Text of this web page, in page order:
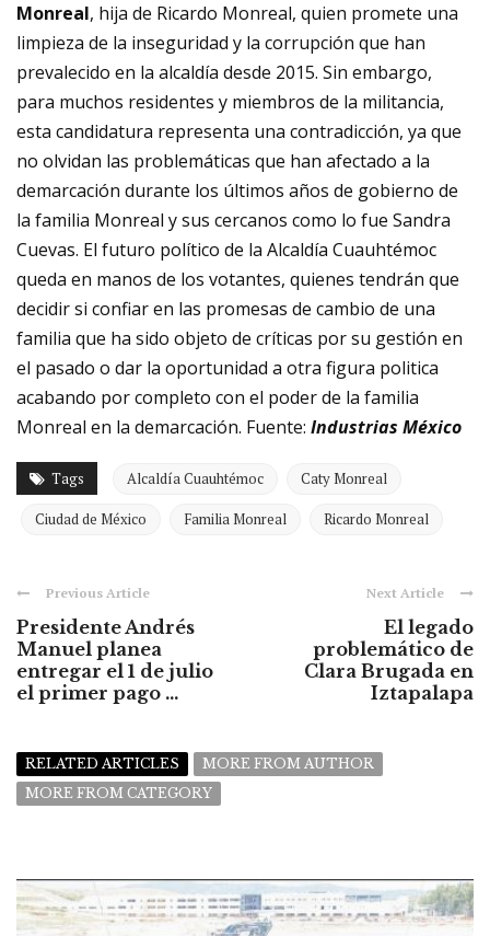
Monreal, hija de Ricardo Monreal, quien promete una
limpieza de la inseguridad y la corrupción que han
prevalecido en la alcaldía desde 2015. Sin embargo,
para muchos residentes y miembros de la militancia,
esta candidatura representa una contradicción, ya que
no olvidan las problemáticas que han afectado a la
demarcación durante los últimos años de gobierno de
la familia Monreal y sus cercanos como lo fue Sandra
Cuevas. El futuro político de la Alcaldía Cuauhtémoc
queda en manos de los votantes, quienes tendrán que
decidir si confiar en las promesas de cambio de una
familia que ha sido objeto de críticas por su gestión en
el pasado o dar la oportunidad a otra figura politica
acabando por completo con el poder de la familia
Monreal en la demarcación. Fuente: Industrias México
Tags Alcaldía Cuauhtémoc Caty Monreal
Ciudad de México Familia Monreal Ricardo Monreal
Previous Article
Presidente Andrés
Manuel planea
entregar el 1 de julio
el primer pago ...
Next Article
El legado
problemático de
Clara Brugada en
Iztapalapa
RELATED ARTICLES
MORE FROM AUTHOR
MORE FROM CATEGORY